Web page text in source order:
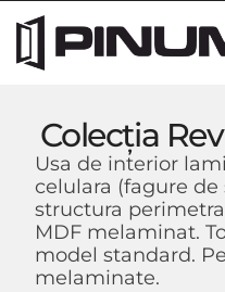
Colecția
Usa de interior
celulara (fagure de
structura
MDF melaminat.
model standard.
melaminate.